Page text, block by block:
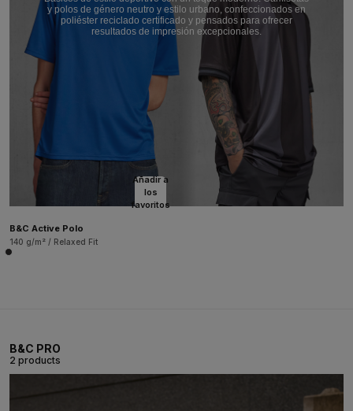
y polos de género neutro y estilo urbano, confeccionados en
poliéster reciclado certificado y pensados para ofrecer
resultados de impresión excepcionales.
Añadir a
los
favoritos
B&C Active Polo
140 g/m² / Relaxed Fit
B&C PRO
2 products